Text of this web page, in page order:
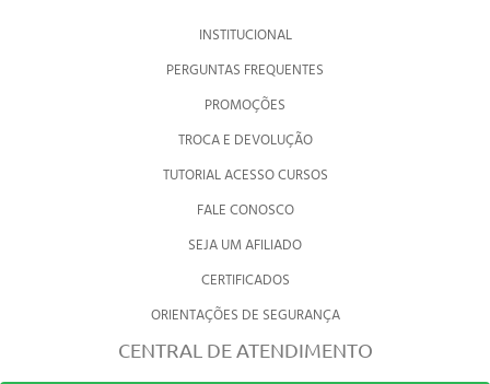
INSTITUCIONAL
PERGUNTAS FREQUENTES
PROMOÇÕES
TROCA E DEVOLUÇÃO
TUTORIAL ACESSO CURSOS
FALE CONOSCO
SEJA UM AFILIADO
CERTIFICADOS
ORIENTAÇÕES DE SEGURANÇA
CENTRAL DE ATENDIMENTO